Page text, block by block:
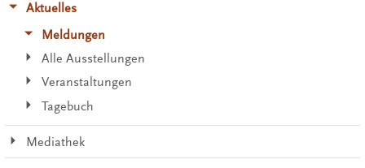
Aktuelles
Meldungen
Alle Ausstellungen
Veranstaltungen
Tagebuch
Mediathek